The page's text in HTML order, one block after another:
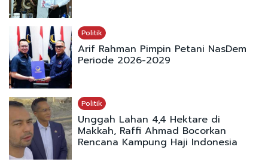
Politik
Arif Rahman Pimpin Petani NasDem
Periode 2026-2029
Politik
Unggah Lahan 4,4 Hektare di
Makkah, Raffi Ahmad Bocorkan
Rencana Kampung Haji Indonesia